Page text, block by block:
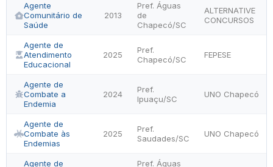
Agente
Comunitário de
Saúde
2013
Pref. Águas
de
Chapecó/SC
ALTERNATIVE
CONCURSOS
Agente de
Atendimento
Educacional
2025
Pref.
Chapecó/SC
FEPESE
Agente de
Combate a
Endemia
2024
Pref.
Ipuaçu/SC
UNO Chapecó
Agente de
Combate às
Endemias
2025
Pref.
Saudades/SC
UNO Chapecó
Agente de Pref. Águas